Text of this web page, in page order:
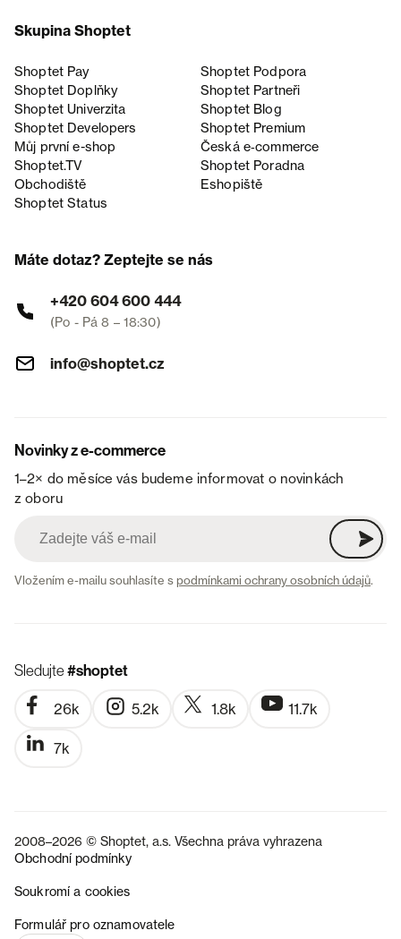
Skupina Shoptet
Shoptet Pay
Shoptet Podpora
Shoptet Doplňky
Shoptet Partneři
Shoptet Univerzita
Shoptet Blog
Shoptet Developers
Shoptet Premium
Můj první e-shop
Česká e‑commerce
Shoptet.TV
Shoptet Poradna
Obchodiště
Eshopiště
Shoptet Status
Máte dotaz? Zeptejte se nás
+420 604 600 444
(Po - Pá 8 – 18:30)
info@shoptet.cz
Novinky z e-commerce
1–2× do měsíce vás budeme informovat o novinkách
z oboru
Vložením e-mailu souhlasíte spodmínkami ochrany osobních údajů.
Sledujte#shoptet
26k 5.2k 1.8k 11.7k
7k
2008–2026 © Shoptet, a.s. Všechna práva vyhrazena
Obchodní podmínky
Soukromí a cookies
Formulář pro oznamovatele